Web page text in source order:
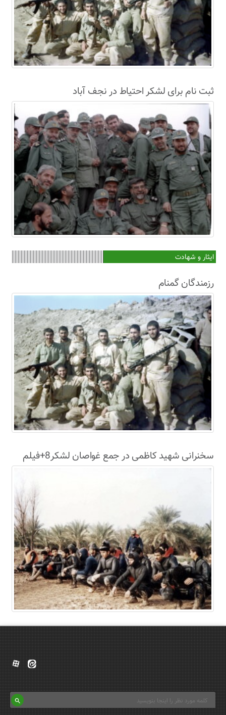
ثبت نام برای لشکر احتیاط در نجف آباد
ایثار و شهادت
رزمندگان گمنام
سخنرانی شهید کاظمی در جمع غواصان لشکر8+فیلم